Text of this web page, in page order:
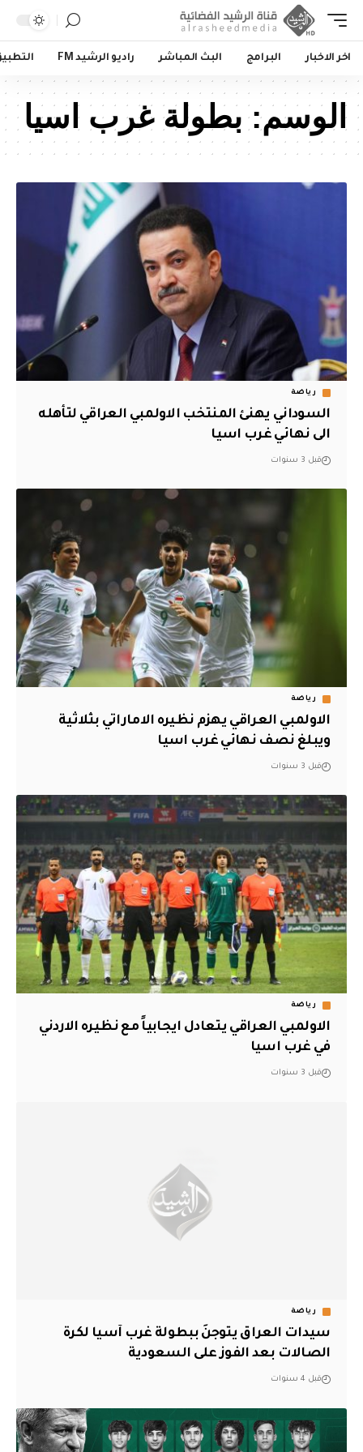
اخر الاخبار البرامج البث المباشر راديو الرشيد FM
الوسم:بطولة غرب اسيا
رياضة
السوداني يهنئ المنتخب الاولمبي العراقي لتأهله
الى نهائي غرب اسيا
قبل 3 سنوات
رياضة
الاولمبي العراقي يهزم نظيره الاماراتي بثلاثية
ويبلغ نصف نهائي غرب اسيا
قبل 3 سنوات
رياضة
الاولمبي العراقي يتعادل ايجابياً مع نظيره الاردني
في غرب اسيا
قبل 3 سنوات
رياضة
سيدات العراق يتوجنَ ببطولة غرب آسيا لكرة
الصالات بعد الفوز على السعودية
قبل 4 سنوات